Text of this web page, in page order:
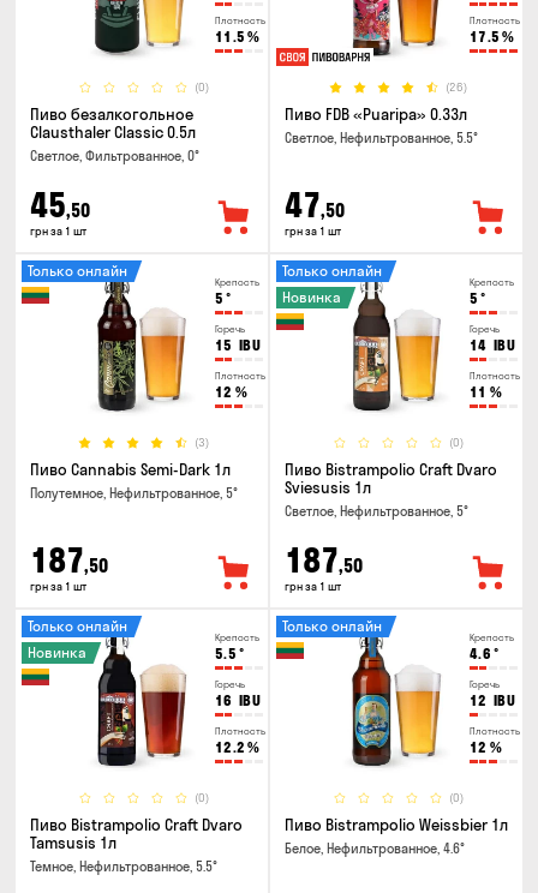
Плотность
11.5 %
(0)
Пиво безалкогольное
Clausthaler Classic 0.5л
Светлое, Фильтрованное, 0°
45,50
грн за 1 шт
Плотность
17.5 %
(26)
Пиво FDB «Puaripa» 0.33л
Светлое, Нефильтрованное, 5.5°
47,50
грн за 1 шт
Крепость
5 °
Горечь
15 IBU
Плотность
12 %
(3)
Только онлайн
Пиво Cannabis Semi-Dark 1л
Полутемное, Нефильтрованное, 5°
187,50
грн за 1 шт
Крепость
5 °
Горечь
14 IBU
Плотность
11 %
(0)
Только онлайн
Новинка
Пиво Bistrampolio Craft Dvaro
Sviesusis 1л
Светлое, Нефильтрованное, 5°
187,50
грн за 1 шт
Крепость
5.5 °
Горечь
16 IBU
Плотность
12.2 %
(0)
Только онлайн
Новинка
Пиво Bistrampolio Craft Dvaro
Tamsusis 1л
Темное, Нефильтрованное, 5.5°
Крепость
4.6 °
Горечь
12 IBU
Плотность
12 %
(0)
Только онлайн
Пиво Bistrampolio Weissbier 1л
Белое, Нефильтрованное, 4.6°